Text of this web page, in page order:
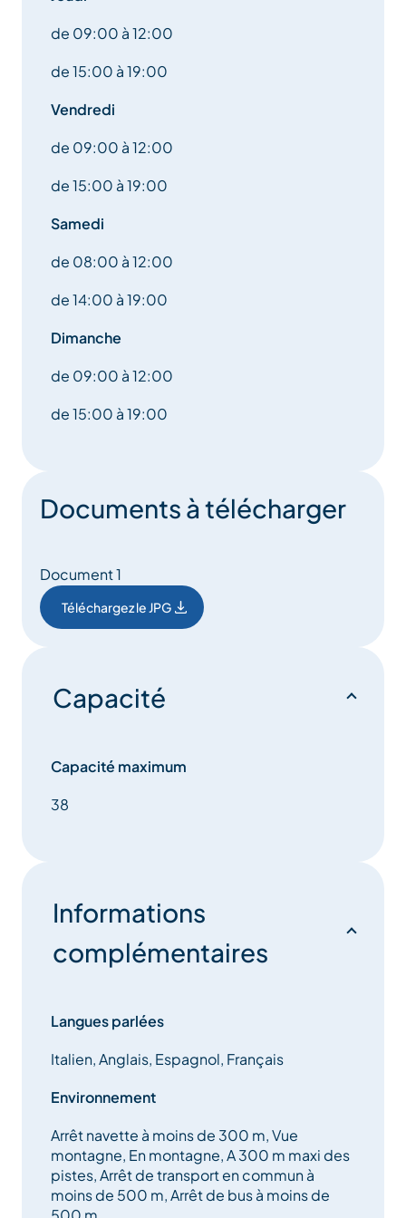
de 09:00 à 12:00
de 15:00 à 19:00
Vendredi
de 09:00 à 12:00
de 15:00 à 19:00
Samedi
de 08:00 à 12:00
de 14:00 à 19:00
Dimanche
de 09:00 à 12:00
de 15:00 à 19:00
Documents à télécharger
Document 1
Téléchargez le JPG
Capacité
Capacité maximum
38
Informations
complémentaires
Langues parlées
Italien, Anglais, Espagnol, Français
Environnement
Arrêt navette à moins de 300 m, Vue
montagne, En montagne, A 300 m maxi des
pistes, Arrêt de transport en commun à
moins de 500 m, Arrêt de bus à moins de